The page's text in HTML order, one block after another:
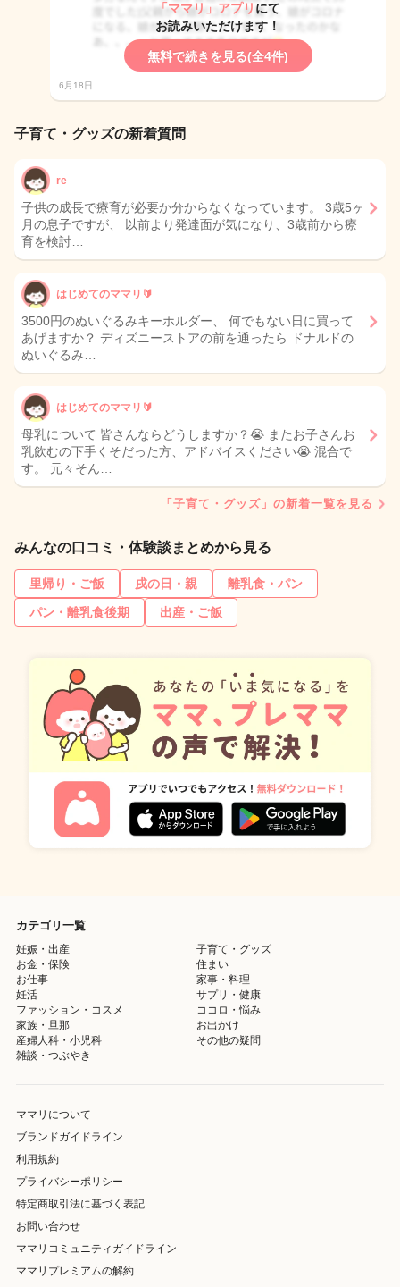
「ママリ」アプリ にて
お読みいただけます！
無料で続きを見る(全4件)
6月18日
子育て・グッズの新着質問
re
子供の成長で療育が必要か分からなくなっています。 3歳5ヶ
月の息子ですが、 以前より発達面が気になり、3歳前から療
育を検討…
はじめてのママリ🔰
3500円のぬいぐるみキーホルダー、 何でもない日に買って
あげますか？ ディズニーストアの前を通ったら ドナルドの
ぬいぐるみ…
はじめてのママリ🔰
母乳について 皆さんならどうしますか？😭 またお子さんお
乳飲むの下手くそだった方、アドバイスください😭 混合で
す。 元々そん…
「子育て・グッズ」の新着一覧を見る
みんなの口コミ・体験談まとめから見る
里帰り・ご飯 戌の日・親
離乳食・パン
パン・離乳食後期
出産・ご飯
カテゴリ一覧
妊娠・出産
子育て・グッズ
お金・保険
住まい
お仕事
家事・料理
妊活
サプリ・健康
ファッション・コスメ
ココロ・悩み
家族・旦那
お出かけ
産婦人科・小児科
その他の疑問
雑談・つぶやき
ママリについて
ブランドガイドライン
利用規約
プライバシーポリシー
特定商取引法に基づく表記
お問い合わせ
ママリコミュニティガイドライン
ママリプレミアムの解約